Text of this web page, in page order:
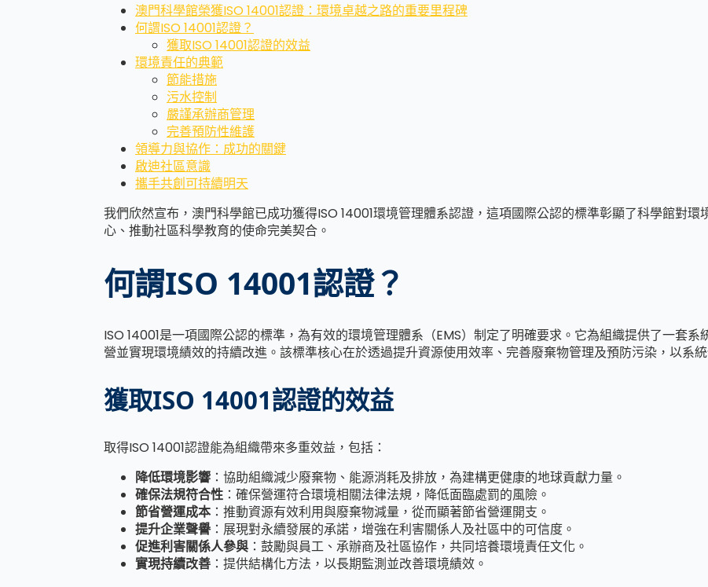
澳門科學館榮獲ISO 14001認證：環境卓越之路的重要里程碑
何謂ISO 14001認證？
獲取ISO 14001認證的效益
環境責任的典範
節能措施
污水控制
嚴謹承辦商管理
完善預防性維護
領導力與協作：成功的關鍵
啟迪社區意識
攜手共創可持續明天
我們欣然宣布，澳門科學館已成功獲得ISO 14001環境管理體系認證，這項國際公認的標準彰顯了科學館對
心、推動社區科學教育的使命完美契合。
何謂ISO 14001認證？
ISO 14001是一項國際公認的標準，為有效的環境管理體系（EMS）制定了明確要求。它為組織提供了一套
營並實現環境績效的持續改進。該標準核心在於透過提升資源使用效率、完善廢棄物管理及預防污染，以系
獲取ISO 14001認證的效益
取得ISO 14001認證能為組織帶來多重效益，包括：
降低環境影響 ：協助組織減少廢棄物、能源消耗及排放，為建構更健康的地球貢獻力量。
確保法規符合性 ：確保營運符合環境相關法律法規，降低面臨處罰的風險。
節省營運成本 ：推動資源有效利用與廢棄物減量，從而顯著節省營運開支。
提升企業聲譽：展現對永續發展的承諾，增強在利害關係人及社區中的可信度。
促進利害關係人參與 ：鼓勵與員工、承辦商及社區協作，共同培養環境責任文化。
實現持續改善 ：提供結構化方法，以長期監測並改善環境績效。